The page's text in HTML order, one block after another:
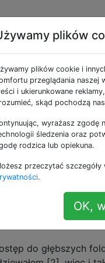
z
użytkownikami:
dostęp do pliku
(Ubuntu) pulpitu
folder
indziej w
do głębszych
plików
plików cookie i
przeglądania naszej
i ukierunkowane
skąd pochodzą
wyrażasz zgodę
śledzenia oraz
rodzica lub opiekuna.
przeczytać szczegóły
.
OK,